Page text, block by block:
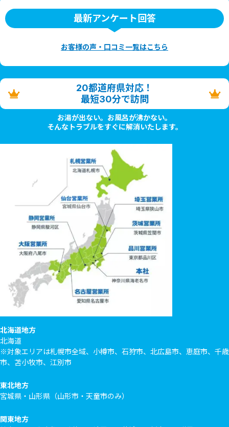
最新アンケート回答
お客様の声・口コミ一覧はこちら
20都道府県対応！
最短30分で訪問
お湯が出ない。お風呂が沸かない。
そんなトラブルをすぐに解消いたします。
北海道地方
北海道
※対象エリアは札幌市全域、小樽市、石狩市、北広島市、恵庭市、千歳
市、苫小牧市、江別市
東北地方
宮城県・山形県（山形市・天童市のみ）
関東地方